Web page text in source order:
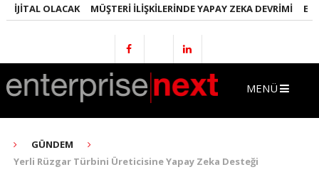
OLACAK MÜŞTERI İLIŞKILERINDE YAPAY ZEKA DEVRIMI
MENÜ
GÜNDEM
Yerli Rüzgar Türbini Üreticisine Yapay Zeka Desteği